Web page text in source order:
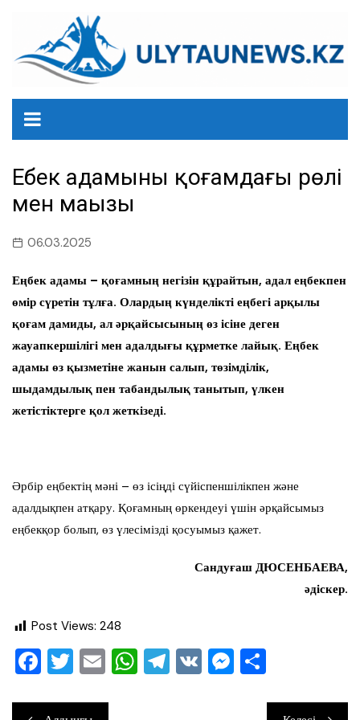
содержанию
Еңбек адамының қоғамдағы рөлі
мен маңызы
06.03.2025
Еңбек адамы – қоғамның негізін құрайтын, адал еңбекпен
өмір сүретін тұлға. Олардың күнделікті еңбегі арқылы
қоғам дамиды, ал әрқайсысының өз ісіне деген
жауапкершілігі мен адалдығы құрметке лайық. Еңбек
адамы өз қызметіне жанын салып, төзімділік,
шыдамдылық пен табандылық танытып, үлкен
жетістіктерге қол жеткізеді.
Әрбір еңбектің мәні – өз ісіңді сүйіспеншілікпен және
адалдықпен атқару. Қоғамның өркендеуі үшін әрқайсымыз
еңбекқор болып, өз үлесімізді қосуымыз қажет.
Сандуғаш ДЮСЕНБАЕВА,
әдіскер.
Post Views: 248
F
c
T
tt
E
ai
W T V M
ра